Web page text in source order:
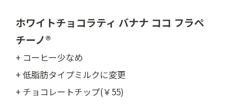
ホワイトチョコラティ バナナ ココ フラペ
チーノ®
+ コーヒー少なめ
+ 低脂肪タイプミルクに変更
+ チョコレートチップ(￥55)